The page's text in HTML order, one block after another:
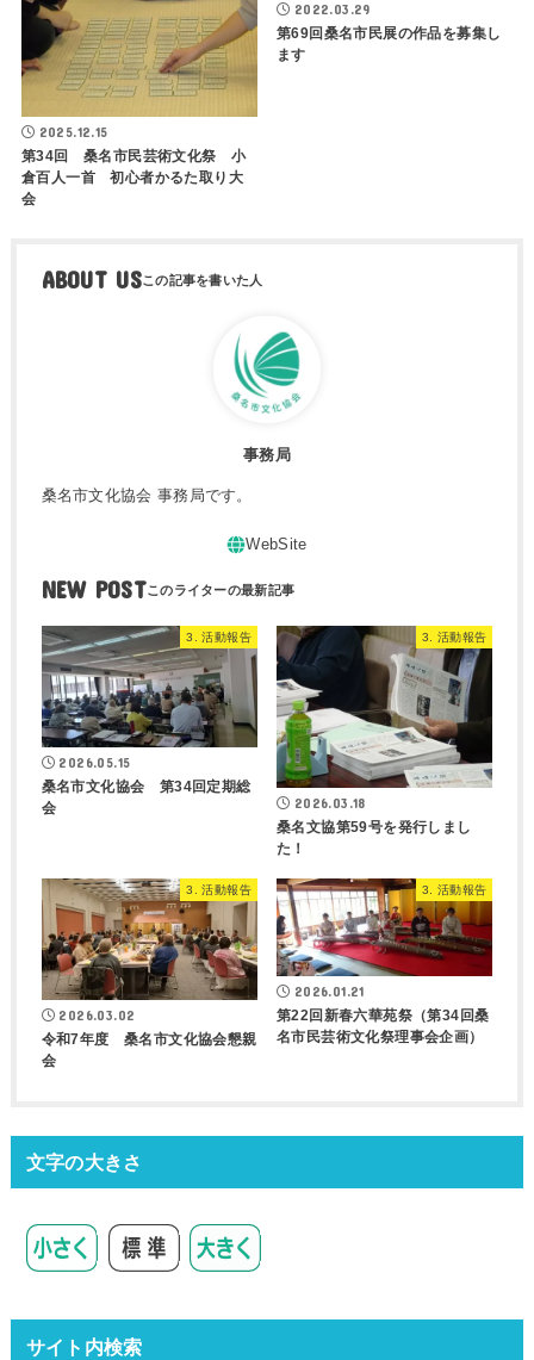
2025.12.15
第34回 桑名市民芸術文化祭 小
倉百人一首 初心者かるた取り大
会
2022.03.29
第69回桑名市民展の作品を募集し
ます
ABOUT US
事務局
桑名市文化協会 事務局です。
NEW POST
3. 活動報告
2026.05.15
桑名市文化協会 第34回定期総
会
3. 活動報告
2026.03.18
桑名文協第59号を発行しまし
た！
3. 活動報告
2026.03.02
令和7年度 桑名市文化協会懇親
会
3. 活動報告
2026.01.21
第22回新春六華苑祭（第34回桑
名市民芸術文化祭理事会企画）
文字の大きさ
サイト内検索